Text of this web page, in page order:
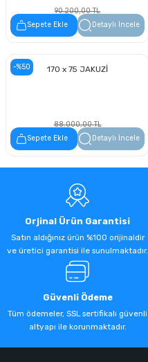
90.200,00 TL
45.100,00 TL
Sepete Ekle Detaylı İncele
-%50 170 x 75 JAKUZİ
88.000,00 TL
44.000,00 TL
Sepete Ekle Detaylı İncele
Orjinal Ürün Garantisi
Satın aldığınız ürün %100 orijinaldir
ve üretici garantisi ile sunulmaktadır.
Güvenli Ödeme
Tüm ödemeler, SSL sertifikalı güvenli
altyapı ile korunmaktadır.